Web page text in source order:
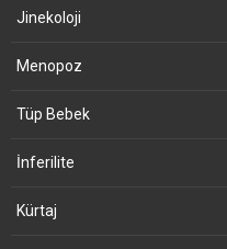
Jinekoloji
Menopoz
Tüp Bebek
İnferilite
Kürtaj